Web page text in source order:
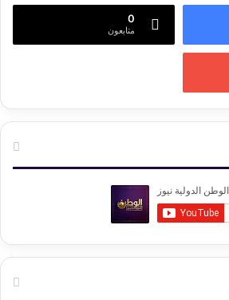
0
متابعون